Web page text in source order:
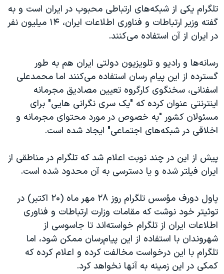
سفر پرزیدنت ترامپ به چین
تلگرام یکی از شبکه‌های ارتباطی محبوب در ایران است و به
گفته وزیر ارتباطات و فناوری اطلاعات ایران، ۱۴ میلیون نفر
در ایران از آن استفاده می‌کنند.
رسانه‌ها و رادیو و تلویزیون دولتی ایران هم به طور
گسترده از این پیام رسان استفاده می‌کنند اما محمدعلی
اسفنانی، سخنگوی کارگروه تعیین مصادیق مجرمانه
اینترنتی عنوان کرده که "یک سری نگرانی هایی" برای
مسئولان کشور "به خصوص در مورد محتوای مجرمانه و
اخلاقی در شبکه‌های اجتماعی" ایجاد شده است.
پیش از این در چند نوبت اعلام شد که تلگرام در مناطقی از
ایران فیلتر شده و یا دسترسی به آن محدود شده است.
پاول دورف مؤسس تلگرام روز ۲۸ مهر ماه (۲۰ اکتبر) در
توئیتر خود نوشت که مقامات وزارت ارتباطات و فناوری
اطلاعات ایران از تلگرام خواسته‌اند تا جاسوسی از
شهروندان با استفاده از این پیام‌رسان ممکن شود، اما
تلگرام با این درخواست مخالفت کرده و اعلام کرده که
کمکی در این زمینه به آنها نخواهد کرد.